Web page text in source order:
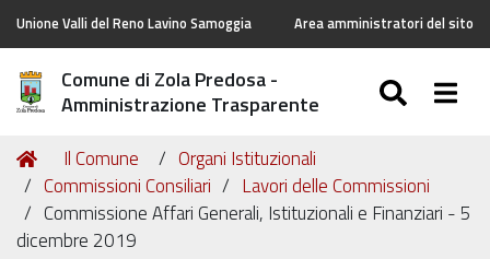
Unione Valli del Reno Lavino Samoggia Area amministratori del sito
Comune di Zola Predosa -
Amministrazione Trasparente
Tu
sei
qui:
Home
Il Comune
Organi Istituzionali
Commissioni Consiliari
Lavori delle Commissioni
Commissione Affari Generali, Istituzionali e Finanziari - 5
dicembre 2019